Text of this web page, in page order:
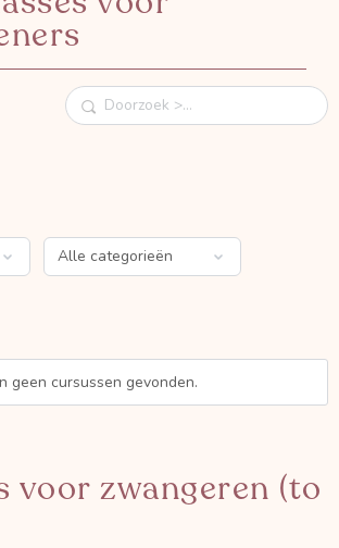
Doorzoek
geen cursussen gevonden.
voor zwangeren (to